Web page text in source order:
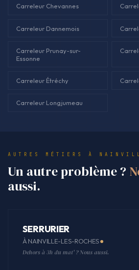
Carreleur Chevannes
Carreleur Dannemois
Carreleur Prunay-sur-
Essonne
Carreleur Étréchy
Carreleur Longjumeau
AUTRES MÉTIERS À
Un autre problème ?
aussi.
SERRURIER
À NAINVILLE-LES-ROCHES
Dehors à 3h du mat' ? Nous aussi.